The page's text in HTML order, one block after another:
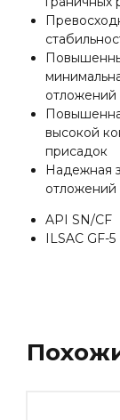
высокой
присадок
Надежная
отложений
API SN/CF
ILSAC GF-5